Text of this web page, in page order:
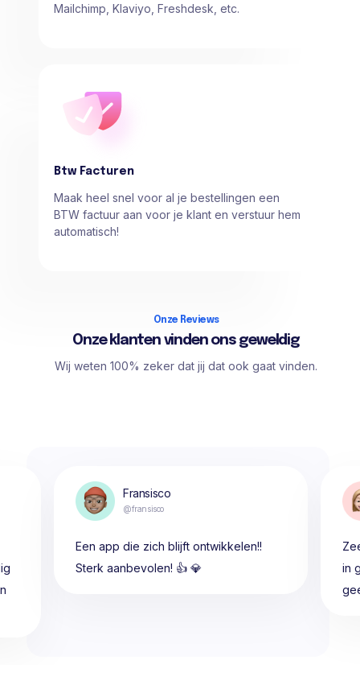
Mailchimp, Klaviyo, Freshdesk, etc.
Btw Facturen
Maak heel snel voor al je bestellingen een
BTW factuur aan voor je klant en verstuur hem
automatisch!
Onze Reviews
Onze klanten vinden ons geweldig
Wij weten 100% zeker dat jij dat ook gaat vinden.
Fransisco
@fransisco
Een app die zich blijft ontwikkelen!!
Sterk aanbevolen! 👍 💎
in